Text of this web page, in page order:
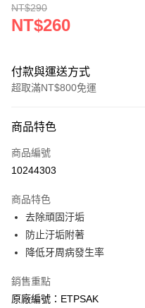
NT$290
NT$260
付款與運送方式
超取滿NT$800免運
信用卡一次付款
超商取貨付款
運送方式
全家取貨付款
商品特色
商品編號
10244303
商品特色
去除頑固汙垢
防止汙垢附著
降低牙周病發生率
銷售重點
原廠編號：ETPSAK